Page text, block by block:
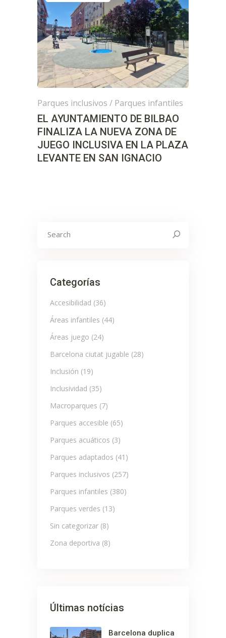
Parques inclusivos / Parques infantiles
EL AYUNTAMIENTO DE BILBAO
FINALIZA LA NUEVA ZONA DE
JUEGO INCLUSIVA EN LA PLAZA
LEVANTE EN SAN IGNACIO
for:
Categorías
Accesibilidad (36)
Áreas infantiles (44)
Áreas juego (24)
Barcelona ciutat jugable (28)
Inclusión (19)
Inclusividad (35)
Macroparques (7)
Parques accesible (65)
Parques acuáticos (3)
Parques adaptados (41)
Parques inclusivos (257)
Parques infantiles (380)
Parques verdes (13)
Sin categorizar (8)
Zona deportiva (8)
Últimas notícias
Barcelona duplica